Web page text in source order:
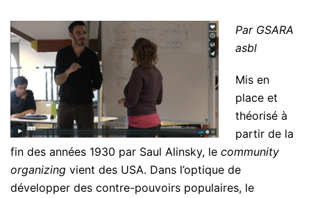
Par GSARA
asbl
Mis en
place et
théorisé à
partir de la
fin des années 1930 par Saul Alinsky, le community
organizing vient des USA. Dans l’optique de
développer des contre-pouvoirs populaires, le